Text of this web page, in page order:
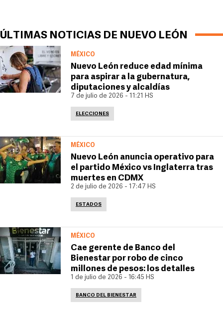
ÚLTIMAS NOTICIAS DE NUEVO LEÓN
MÉXICO
Nuevo León reduce edad mínima
para aspirar a la gubernatura,
diputaciones y alcaldías
7 de julio de 2026 - 11:21 HS
ELECCIONES
MÉXICO
Nuevo León anuncia operativo para
el partido México vs Inglaterra tras
muertes en CDMX
2 de julio de 2026 - 17:47 HS
ESTADOS
MÉXICO
Cae gerente de Banco del
Bienestar por robo de cinco
millones de pesos: los detalles
1 de julio de 2026 - 16:45 HS
BANCO DEL BIENESTAR